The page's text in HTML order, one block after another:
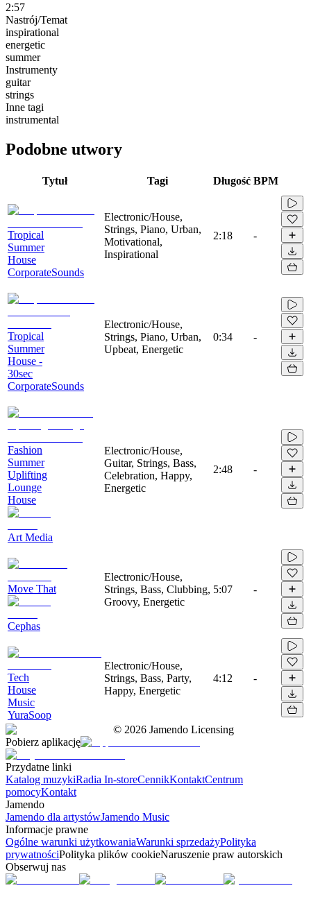
2:57
Nastrój/Temat
inspirational
energetic
summer
Instrumenty
guitar
strings
Inne tagi
instrumental
Podobne utwory
Tytuł Tagi Długość BPM
Tropical
Summer
House
CorporateSounds
Electronic/House,
Strings, Piano, Urban,
Motivational,
Inspirational
2:18 -
Tropical
Summer
House -
30sec
CorporateSounds
Electronic/House,
Strings, Piano, Urban,
Upbeat, Energetic
0:34 -
Fashion
Summer
Uplifting
Lounge
House
Art Media
Electronic/House,
Guitar, Strings, Bass,
Celebration, Happy,
Energetic
2:48 -
Move That
Cephas
Electronic/House,
Strings, Bass, Clubbing,
Groovy, Energetic
5:07 -
Tech
House
Music
YuraSoop
Electronic/House,
Strings, Bass, Party,
Happy, Energetic
4:12 -
© 2026 Jamendo Licensing
Pobierz aplikację
Przydatne linki
Katalog muzykiRadia In-storeCennikKontaktCentrum
pomocyKontakt
Jamendo
Jamendo dla artystówJamendo Music
Informacje prawne
Ogólne warunki użytkowaniaWarunki sprzedażyPolityka
prywatnościPolityka plików cookieNaruszenie praw autorskich
Obserwuj nas